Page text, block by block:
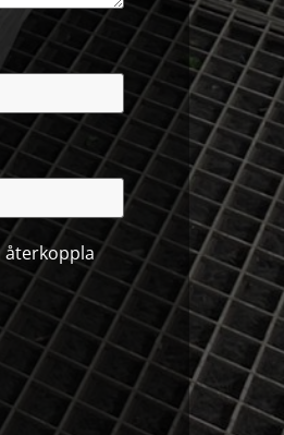
återkoppla